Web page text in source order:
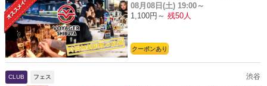
08月08日(土) 19:00～
1,100円～ 残50人
クーポンあり
CLUB フェス
渋谷